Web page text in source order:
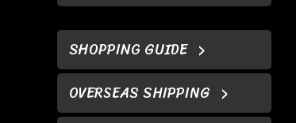
SHOPPING GUIDE
OVERSEAS SHIPPING